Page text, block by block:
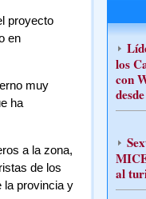
proyecto
en
muy
ha
a la zona,
de los
la provincia y
los
con
al